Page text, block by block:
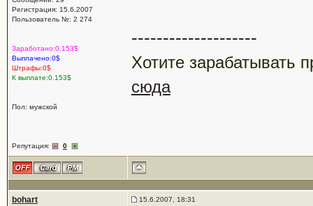
Регистрация: 15.6.2007
Пользователь №: 2 274
Заработано:0.153$
Выплачено:0$
Штрафы:0$
К выплате:0.153$
Пол: мужской
Репутация: 0
--------------------
Хотите зарабатывать
сюда
bohart 15.6.2007, 18:31